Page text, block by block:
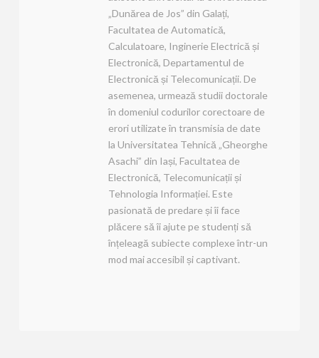
„Dunărea de Jos” din Galați,
Facultatea de Automatică,
Calculatoare, Inginerie Electrică și
Electronică, Departamentul de
Electronică și Telecomunicații. De
asemenea, urmează studii doctorale
în domeniul codurilor corectoare de
erori utilizate în transmisia de date
la Universitatea Tehnică „Gheorghe
Asachi” din Iași, Facultatea de
Electronică, Telecomunicații și
Tehnologia Informației. Este
pasionată de predare și îi face
plăcere să îi ajute pe studenți să
înțeleagă subiecte complexe într-un
mod mai accesibil și captivant.